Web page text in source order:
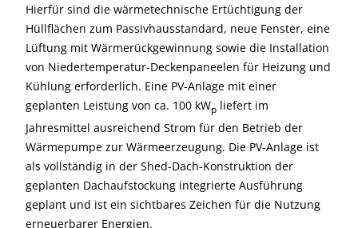
Hierfür sind die wärmetechnische Ertüchtigung der
Hüllflächen zum Passivhausstandard, neue Fenster, eine
Lüftung mit Wärmerückgewinnung sowie die Installation
von Niedertemperatur-Deckenpaneelen für Heizung und
Kühlung erforderlich. Eine PV-Anlage mit einer
geplanten Leistung von ca. 100 kWp liefert im
Jahresmittel ausreichend Strom für den Betrieb der
Wärmepumpe zur Wärmeerzeugung. Die PV-Anlage ist
als vollständig in der Shed-Dach-Konstruktion der
geplanten Dachaufstockung integrierte Ausführung
geplant und ist ein sichtbares Zeichen für die Nutzung
erneuerbarer Energien.